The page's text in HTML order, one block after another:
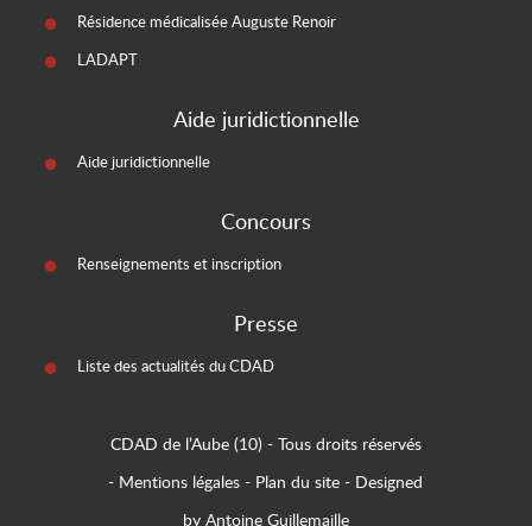
Résidence médicalisée Auguste Renoir
LADAPT
Aide juridictionnelle
Aide juridictionnelle
Concours
Renseignements et inscription
Presse
Liste des actualités du CDAD
CDAD de l’Aube (10) - Tous droits réservés
- Mentions légales - Plan du site - Designed
by Antoine Guillemaille